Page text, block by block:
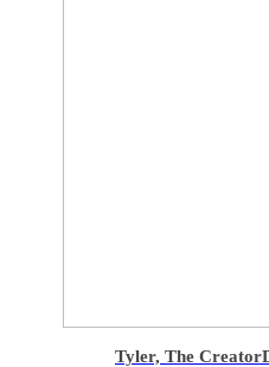
Tyler, The Creator